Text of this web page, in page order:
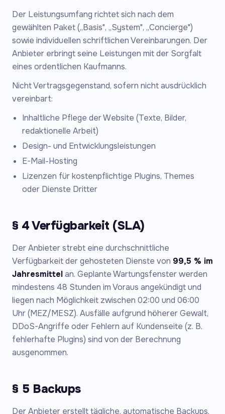
Der Leistungsumfang richtet sich nach dem
gewählten Paket („Basis", „System", „Concierge")
sowie individuellen schriftlichen Vereinbarungen. Der
Anbieter erbringt seine Leistungen mit der Sorgfalt
eines ordentlichen Kaufmanns.
Nicht Vertragsgegenstand, sofern nicht ausdrücklich
vereinbart:
Inhaltliche Pflege der Website (Texte, Bilder,
redaktionelle Arbeit)
Design- und Entwicklungsleistungen
E-Mail-Hosting
Lizenzen für kostenpflichtige Plugins, Themes
oder Dienste Dritter
§ 4 Verfügbarkeit (SLA)
Der Anbieter strebt eine durchschnittliche
Verfügbarkeit der gehosteten Dienste von 99,5 % im
Jahresmittelan. Geplante Wartungsfenster werden
mindestens 48 Stunden im Voraus angekündigt und
liegen nach Möglichkeit zwischen 02:00 und 06:00
Uhr (MEZ/MESZ). Ausfälle aufgrund höherer Gewalt,
DDoS-Angriffe oder Fehlern auf Kundenseite (z. B.
fehlerhafte Plugins) sind von der Berechnung
ausgenommen.
§ 5 Backups
Der Anbieter erstellt tägliche, automatische Backups,